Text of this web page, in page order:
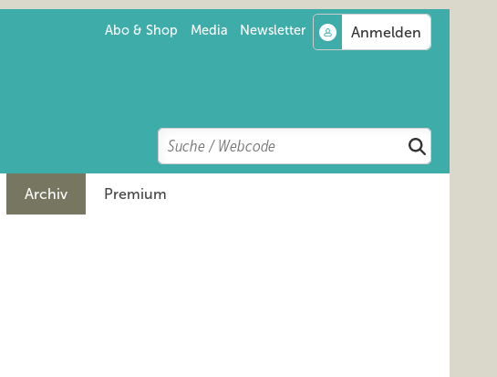
Abo & Shop Media Newsletter
Search
Suchen
Archiv Premium